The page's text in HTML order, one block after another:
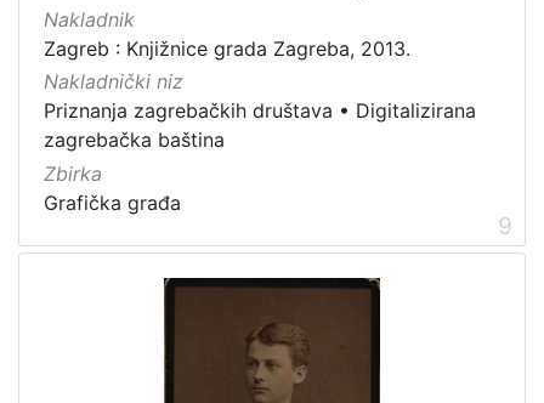
Nakladnik
Zagreb : Knjižnice grada Zagreba, 2013.
Nakladnički niz
Priznanja zagrebačkih društava • Digitalizirana
zagrebačka baština
Zbirka
Grafička građa
9